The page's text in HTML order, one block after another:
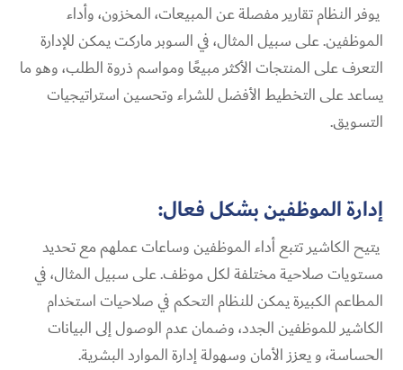
يوفر النظام تقارير مفصلة عن المبيعات، المخزون، وأداء
الموظفين. على سبيل المثال، في السوبر ماركت يمكن للإدارة
التعرف على المنتجات الأكثر مبيعًا ومواسم ذروة الطلب، وهو ما
يساعد على التخطيط الأفضل للشراء وتحسين استراتيجيات
التسويق.
إدارة الموظفين بشكل فعال:
يتيح الكاشير تتبع أداء الموظفين وساعات عملهم مع تحديد
مستويات صلاحية مختلفة لكل موظف. على سبيل المثال، في
المطاعم الكبيرة يمكن للنظام التحكم في صلاحيات استخدام
الكاشير للموظفين الجدد، وضمان عدم الوصول إلى البيانات
الحساسة، و يعزز الأمان وسهولة إدارة الموارد البشرية.